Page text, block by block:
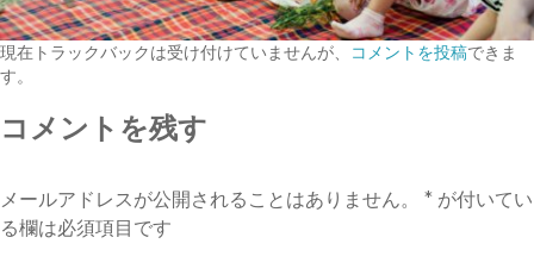
現在トラックバックは受け付けていませんが、 コメントを投稿できま
す。
コメントを残す
メールアドレスが公開されることはありません。 * が付いてい
る欄は必須項目です